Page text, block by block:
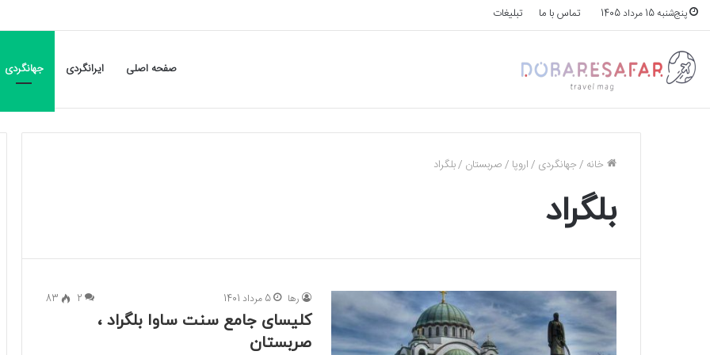
پنج‌شنبه 15 مرداد 1405 تماس با ما تبلیغات
صفحه اصلی ایرانگردی جهانگردی
خانه /جهانگردی /اروپا /صربستان /بلگراد
بلگراد
رها 5 مرداد 1401 2
83
کلیسای جامع سنت ساوا بلگراد ،
صربستان